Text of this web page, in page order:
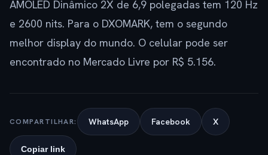
AMOLED Dinâmico 2X de 6,9 polegadas tem 120 Hz
e 2600 nits. Para o DXOMARK, tem o segundo
melhor display do mundo. O celular pode ser
encontrado no Mercado Livre por R$ 5.156.
COMPARTILHAR: WhatsApp Facebook X
Copiar link